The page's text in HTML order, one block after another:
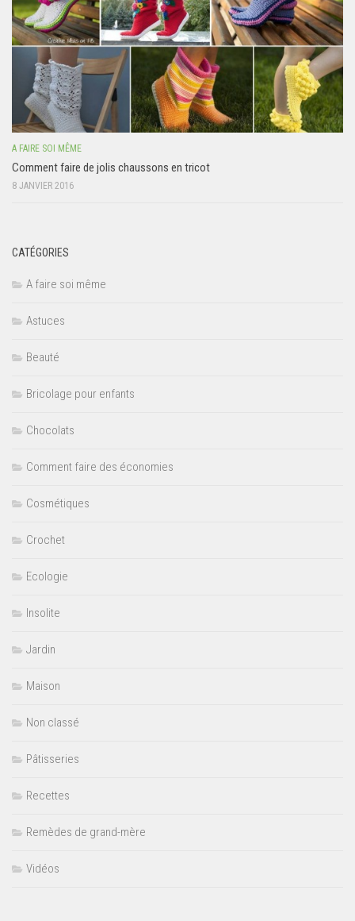
A FAIRE SOI MÊME
Comment faire de jolis chaussons en tricot
8 JANVIER 2016
CATÉGORIES
A faire soi même
Astuces
Beauté
Bricolage pour enfants
Chocolats
Comment faire des économies
Cosmétiques
Crochet
Ecologie
Insolite
Jardin
Maison
Non classé
Pâtisseries
Recettes
Remèdes de grand-mère
Vidéos